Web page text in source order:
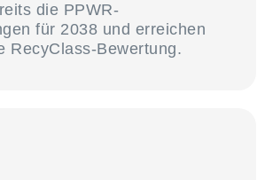
die PPWR-
für 2038 und erreichen
RecyClass-Bewertung.